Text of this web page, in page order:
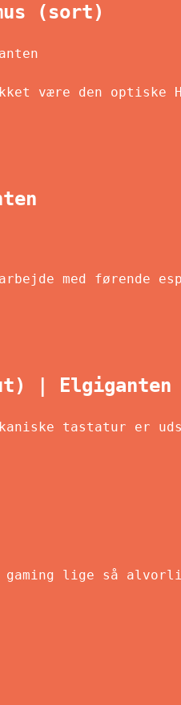
(sort)
være den optiske
med førende
| Elgiganten
tastatur er
lige så